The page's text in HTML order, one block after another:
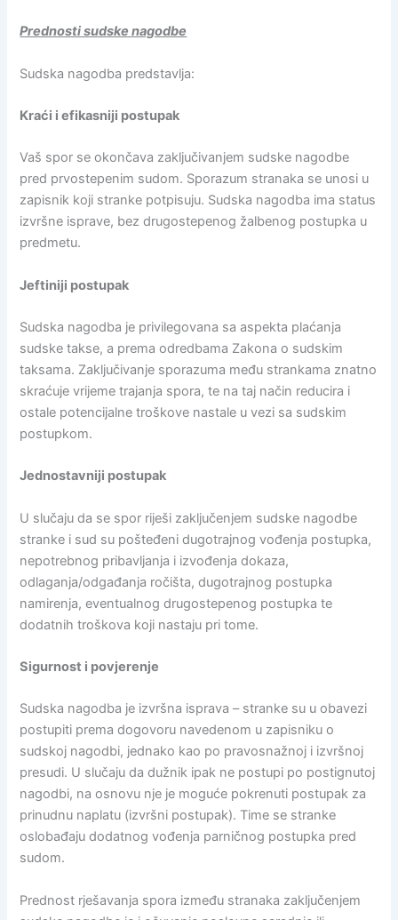
Prednosti sudske nagodbe
Sudska nagodba predstavlja:
Kraći i efikasniji postupak
Vaš spor se okončava zaključivanjem sudske nagodbe
pred prvostepenim sudom. Sporazum stranaka se unosi u
zapisnik koji stranke potpisuju. Sudska nagodba ima status
izvršne isprave, bez drugostepenog žalbenog postupka u
predmetu.
Jeftiniji postupak
Sudska nagodba je privilegovana sa aspekta plaćanja
sudske takse, a prema odredbama Zakona o sudskim
taksama. Zaključivanje sporazuma među strankama znatno
skraćuje vrijeme trajanja spora, te na taj način reducira i
ostale potencijalne troškove nastale u vezi sa sudskim
postupkom.
Jednostavniji postupak
U slučaju da se spor riješi zaključenjem sudske nagodbe
stranke i sud su pošteđeni dugotrajnog vođenja postupka,
nepotrebnog pribavljanja i izvođenja dokaza,
odlaganja/odgađanja ročišta, dugotrajnog postupka
namirenja, eventualnog drugostepenog postupka te
dodatnih troškova koji nastaju pri tome.
Sigurnost i povjerenje
Sudska nagodba je izvršna isprava – stranke su u obavezi
postupiti prema dogovoru navedenom u zapisniku o
sudskoj nagodbi, jednako kao po pravosnažnoj i izvršnoj
presudi. U slučaju da dužnik ipak ne postupi po postignutoj
nagodbi, na osnovu nje je moguće pokrenuti postupak za
prinudnu naplatu (izvršni postupak). Time se stranke
oslobađaju dodatnog vođenja parničnog postupka pred
sudom.
Prednost rješavanja spora između stranaka zaključenjem